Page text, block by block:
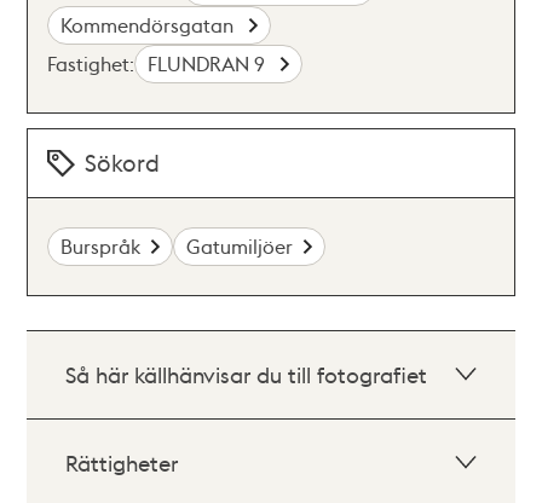
Kommendörsgatan
Fastighet: FLUNDRAN 9
Sökord
Burspråk Gatumiljöer
Så här källhänvisar du till fotografiet
Rättigheter